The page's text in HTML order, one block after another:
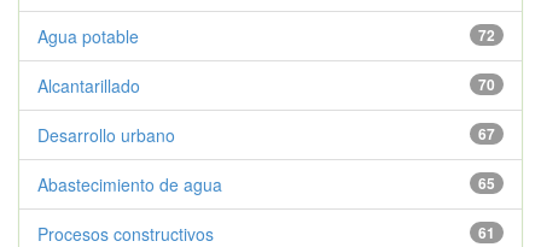
72
Agua potable
70
Alcantarillado
67
Desarrollo urbano
65
Abastecimiento de agua
61
Procesos constructivos